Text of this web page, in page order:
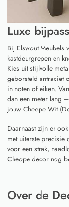
Luxe
Bij Elswout Meubels
kastdeurgrepen en
Kies uit stijlvolle
geborsteld antraciet
in noten of eiken.
dan een meter lang
jouw Cheope Wit
Daarnaast zijn er
met uiterste precisie
voor een strak,
Cheope decor nog
Over de